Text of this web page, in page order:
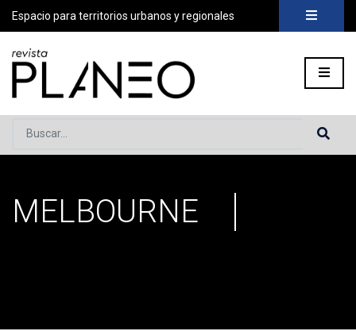
Espacio para territorios urbanos y regionales
Buscar...
Portada» Melbourne
MELBOURNE